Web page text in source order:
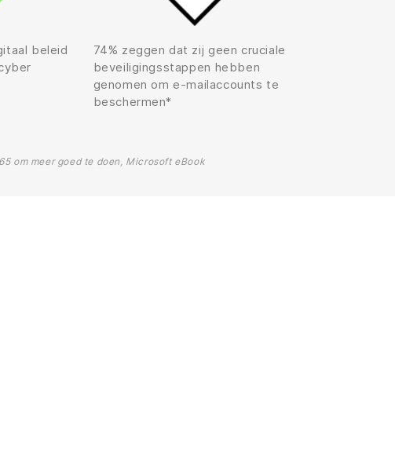
beleid
74% zeggen dat zij geen cruciale
beveiligingsstappen hebben
genomen om e-mailaccounts te
beschermen*
om meer goed te doen, Microsoft eBook